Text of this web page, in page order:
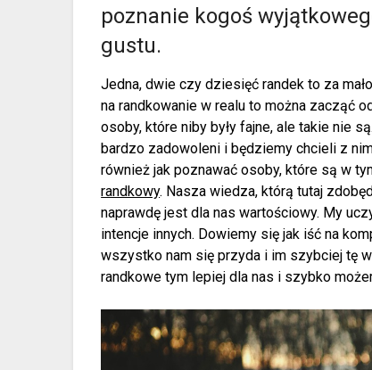
poznanie kogoś
gustu.
Jedna, dwie czy dziesięć randek to za
na randkowanie w realu to można zacząć
osoby, które niby były fajne, ale takie nie
bardzo zadowoleni i będziemy chcieli z
również jak poznawać osoby, które są w
randkowy. Nasza wiedza, którą tutaj
naprawdę jest dla nas wartościowy. My
intencje innych. Dowiemy się jak iść na
wszystko nam się przyda i im szybciej tę
randkowe tym lepiej dla nas i szybko